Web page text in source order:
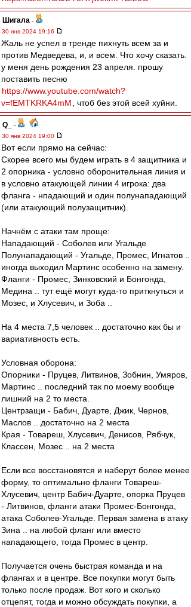
Шигала -
30 янв 2024 19:16
Жаль не успел в тренде пихнуть всем за и
против Медведева, и, и всем. Что хочу сказать.
у меня день рождения 23 апреля. прошу
поставить песню
https://www.youtube.com/watch?
v=fEMTKRKA4mM
, чтоб без этой всей хуйни.
Q_
-
30 янв 2024 19:00
Вот если прямо на сейчас:
Скорее всего мы будем играть в 4 защитника и
2 опорника - условно оборонительная линия и
в условно атакующей линии 4 игрока: два
фланга - нпадающий и один полунападающий
(или атакующий полузащитник).
Начнём с атаки там проще:
Нападающий - Соболев или Угальде
Полунападающий - Угальде, Промес, Игнатов ..
иногда выходил Мартинс особенно на замену.
Фланги - Промес, Зинковский и Бонгонда,
Медина .. тут ещё могут куда-то приткнуться и
Мозес, и Хлусевич, и Зоба ..
На 4 места 7,5 человек .. достаточно как бы и
вариативность есть.
Условная оборона:
Опорники - Пруцев, Литвинов, Зобнин, Умяров,
Мартинс .. последний так по моему вообще
лишний на 2 то места.
Центрзащи - Бабич, Дуарте, Джик, Чернов,
Маслов .. достаточно на 2 места
Края - Товареш, Хлусевич, Денисов, Рябчук,
Классен, Мозес .. на 2 места
Если все восстановятся и наберут более менее
форму, то оптимально фланги Товареш-
Хлусевич, центр Бабич-Дуарте, опорка Пруцев
- Литвинов, фланги атаки Промес-Бонгонда,
атака Соболев-Угальде. Первая замена в атаку
Зина .. на любой фланг или вместо
нападающего, тогда Промес в центр.
Получается очень быстрая команда и на
флангах и в центре. Все покупки могут быть
только после продаж. Вот кого и сколько
отцепят, тогда и можно обсуждать покупки, а